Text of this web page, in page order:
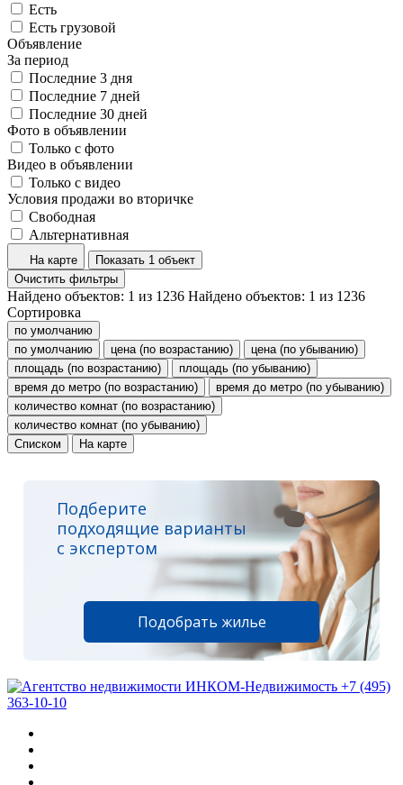
Есть
Есть грузовой
Объявление
За период
Последние 3 дня
Последние 7 дней
Последние 30 дней
Фото в объявлении
Только с фото
Видео в объявлении
Только с видео
Условия продажи во вторичке
Свободная
Альтернативная
На карте
Показать 1 объект
Очистить фильтры
Найдено объектов: 1 из 1236 Найдено объектов: 1 из 1236
Сортировка
по умолчанию
по умолчанию
цена (по возрастанию)
цена (по убыванию)
площадь (по возрастанию)
площадь (по убыванию)
время до метро (по возрастанию)
время до метро (по убыванию)
количество комнат (по возрастанию)
количество комнат (по убыванию)
Списком
На карте
Подберите
подходящие варианты
с экспертом
Подобрать жилье
+7 (495)
363-10-10